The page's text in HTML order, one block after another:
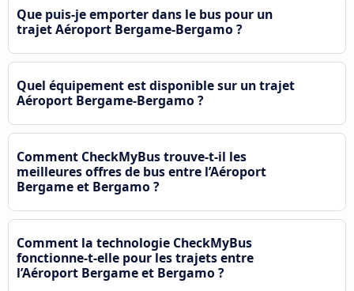
Que puis-je emporter dans le bus pour un
trajet Aéroport Bergame-Bergamo ?
Quel équipement est disponible sur un trajet
Aéroport Bergame-Bergamo ?
Comment CheckMyBus trouve-t-il les
meilleures offres de bus entre l’Aéroport
Bergame et Bergamo ?
Comment la technologie CheckMyBus
fonctionne-t-elle pour les trajets entre
l’Aéroport Bergame et Bergamo ?